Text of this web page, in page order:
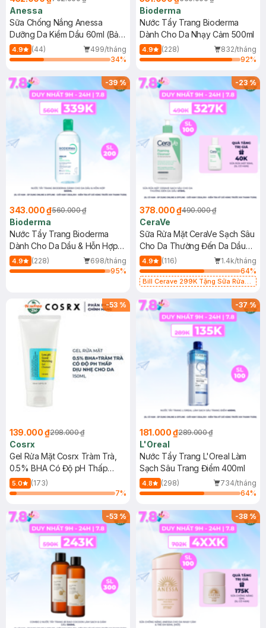
Anessa
Sữa Chống Nắng Anessa
Dưỡng Da Kiềm Dầu 60ml (Bản
Mới)
4.9 (44)
499/tháng
34%
Bioderma
Nước Tẩy Trang Bioderma
Dành Cho Da Nhạy Cảm 500ml
4.9 (228)
832/tháng
92%
-39%
343.000 ₫560.000 ₫
Bioderma
Nước Tẩy Trang Bioderma
Dành Cho Da Dầu & Hỗn Hợp
500ml
4.9 (228)
698/tháng
95%
-23%
378.000 ₫490.000 ₫
CeraVe
Sữa Rửa Mặt CeraVe Sạch Sâu
Cho Da Thường Đến Da Dầu
473ml
4.9 (116)
1.4k/tháng
64%
Bill Cerave 299K Tặng Sữa Rửa
-53 %
139.000 ₫298.000 ₫
Cosrx
Gel Rửa Mặt Cosrx Tràm Trà,
0.5% BHA Có Độ pH Thấp
150ml
5.0
(173)
7%
-37%
181.000 ₫289.000 ₫
L'Oreal
Nước Tẩy Trang L'Oreal Làm
Sạch Sâu Trang Điểm 400ml
4.8 (298)
734/tháng
64%
-53% -38%